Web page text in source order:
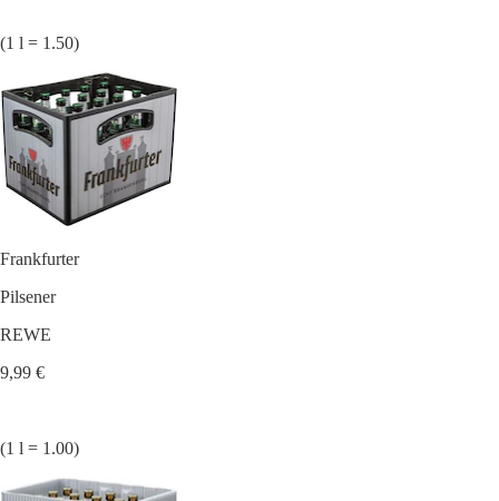
(1 l = 1.50)
Frankfurter
Pilsener
REWE
9,99 €
(1 l = 1.00)